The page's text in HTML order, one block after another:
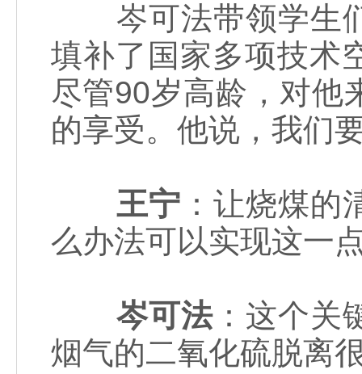
岑可法带领学生们
填补了国家多项技术
尽管90岁高龄，对他
的享受。他说，我们
王宁 ：让烧煤
么办法可以实现这一
岑可法：这个关
烟气的二氧化硫脱离